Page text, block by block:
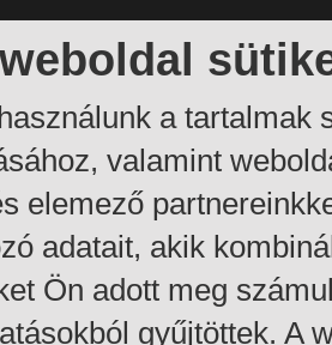
a tartalmak
valamint
elemező
adatait, akik
Ön adott meg
gyűjtöttek. A